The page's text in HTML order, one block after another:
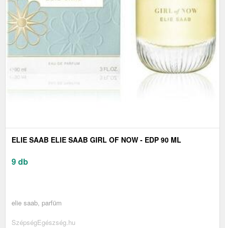
ELIE SAAB ELIE SAAB GIRL OF NOW - EDP 90 ML
9 db
elie saab, parfüm
SzépségEgészség.hu